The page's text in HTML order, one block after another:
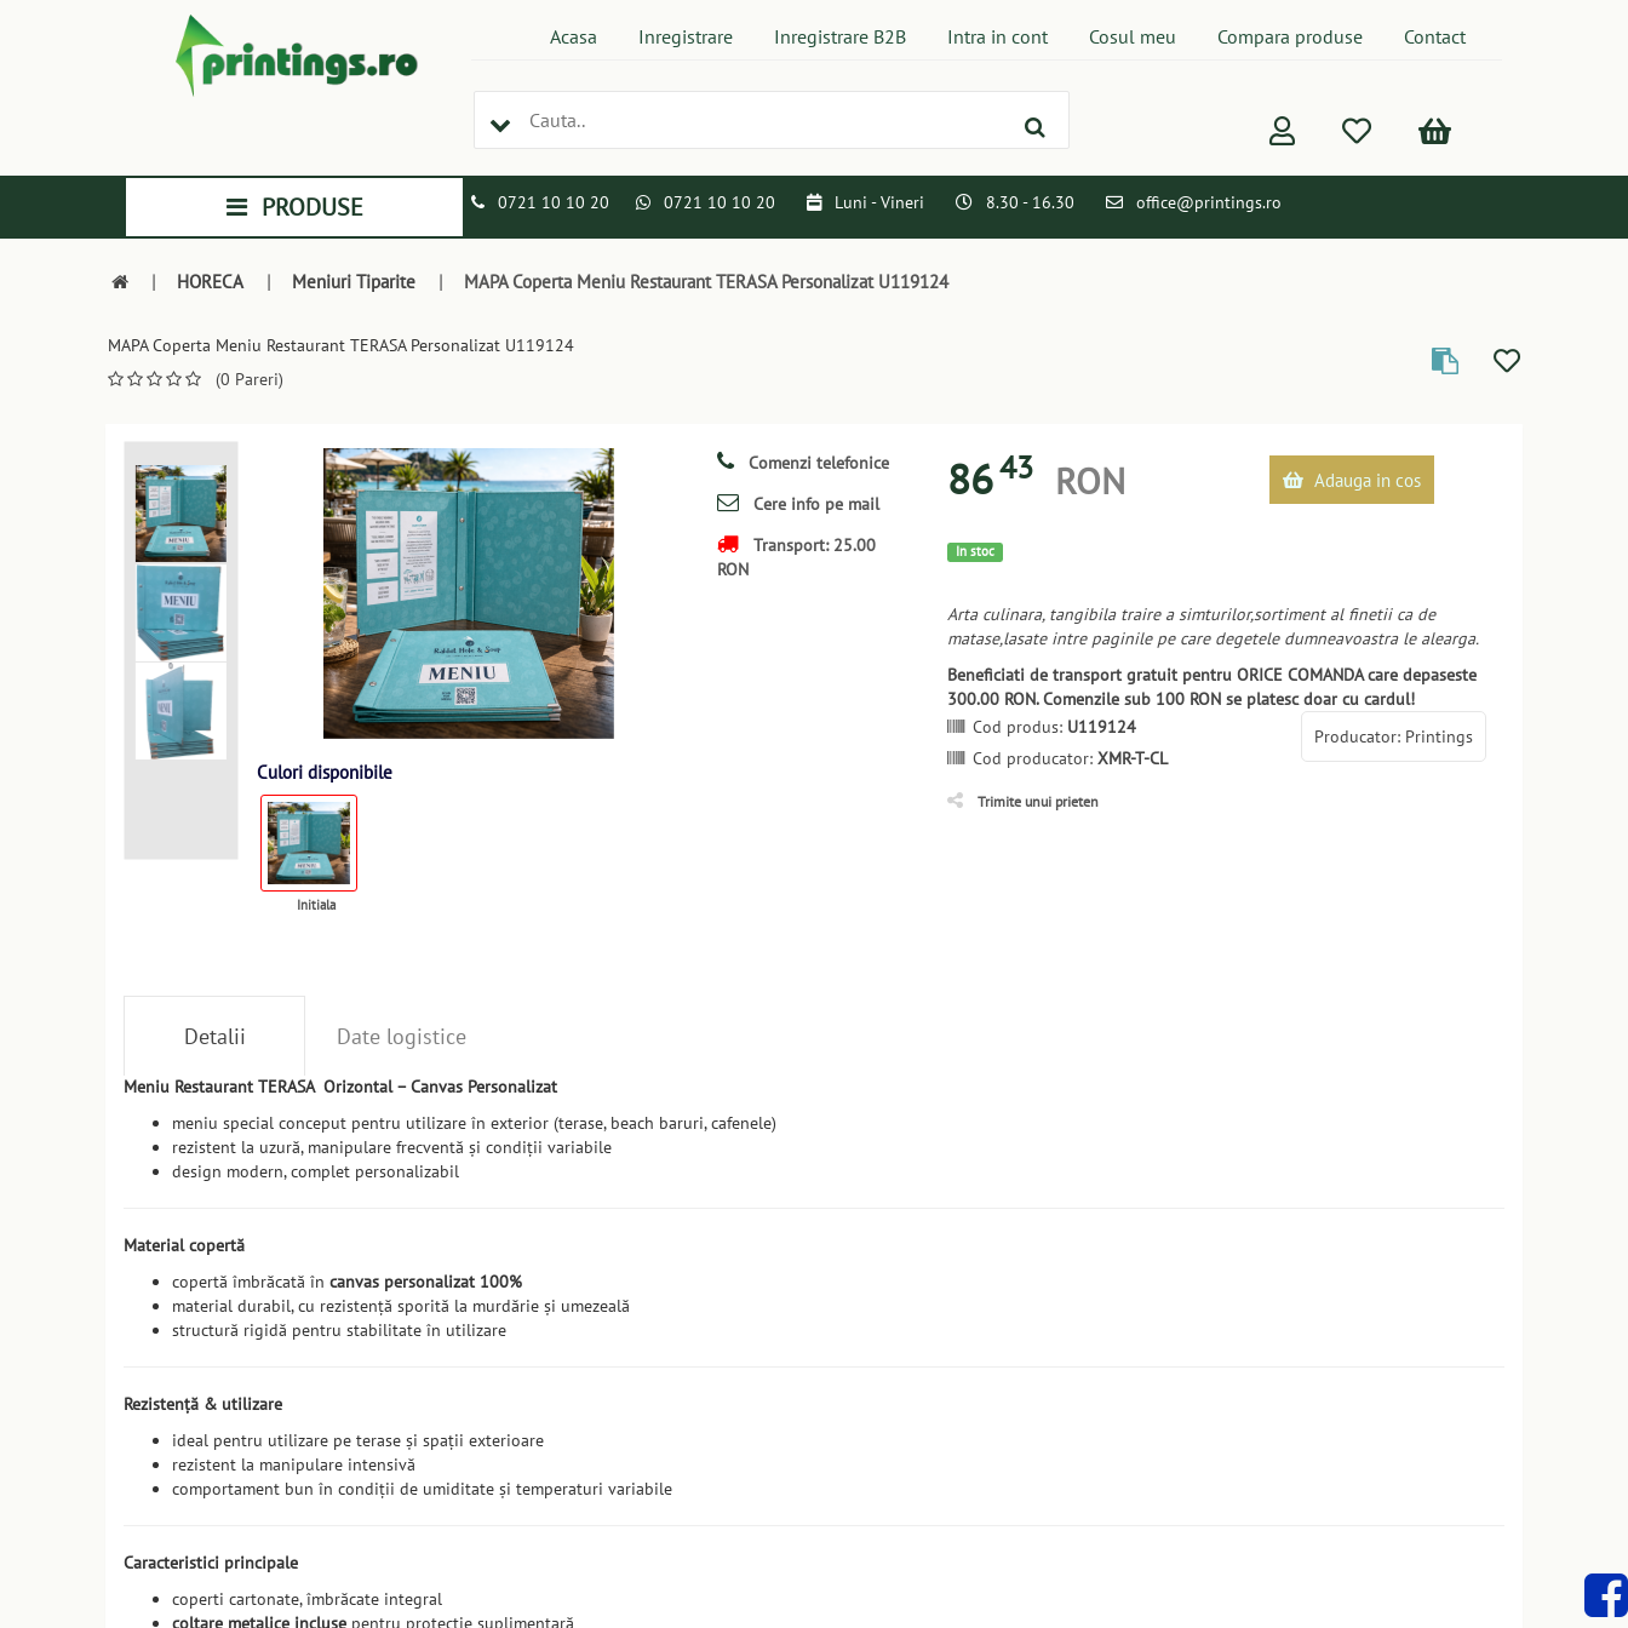
Acasa Inregistrare Inregistrare B2B Intra in cont Cosul meu Compara produse Contact
PRODUSE 0721 10 10 20 0721 10 10 20 Luni - Vineri 8.30 - 16.30 office@printings.ro
| HORECA | Meniuri Tiparite | MAPA Coperta Meniu Restaurant TERASA Personalizat U119124
MAPA Coperta Meniu Restaurant TERASA Personalizat U119124
(0 Pareri)
Culori disponibile
Initiala
Comenzi telefonice
Cere info pe mail
Transport: 25.00
RON
8643 RON Adauga in cos
In stoc
Arta culinara, tangibila traire a simturilor,sortiment al finetii ca de
matase,lasate intre paginile pe care degetele dumneavoastra le alearga.
Beneficiati de transport gratuit pentru ORICE COMANDA care depaseste
300.00 RON. Comenzile sub 100 RON se platesc doar cu cardul!
Producator: Printings
Cod produs: U119124
Cod producator: XMR-T-CL
Trimite unui prieten
Detalii Date logistice
Meniu Restaurant TERASA Orizontal – Canvas Personalizat
meniu special conceput pentru utilizare în exterior (terase, beach baruri, cafenele)
rezistent la uzură, manipulare frecventă și condiții variabile
design modern, complet personalizabil
Material copertă
copertă îmbrăcată în canvas personalizat 100%
material durabil, cu rezistență sporită la murdărie și umezeală
structură rigidă pentru stabilitate în utilizare
Rezistență & utilizare
ideal pentru utilizare pe terase și spații exterioare
rezistent la manipulare intensivă
comportament bun în condiții de umiditate și temperaturi variabile
Caracteristici principale
coperti cartonate, îmbrăcate integral
colțare metalice incluse pentru protecție suplimentară